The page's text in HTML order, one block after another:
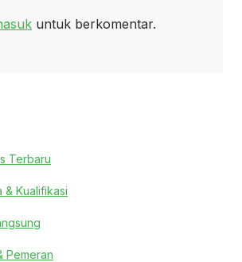
untuk berkomentar.
Terbaru
& Kualifikasi
Pemeran